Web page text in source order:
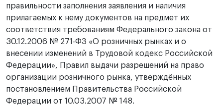
правильности заполнения заявления и наличия
прилагаемых к нему документов на предмет их
соответствия требованиям Федерального закона от
30.12.2006 № 271-ФЗ «О розничных рынках и о
внесении изменений в Трудовой кодекс Российской
Федерации», Правил выдачи разрешений на право
организации розничного рынка, утверждённых
постановлением Правительства Российской
Федерации от 10.03.2007 № 148.